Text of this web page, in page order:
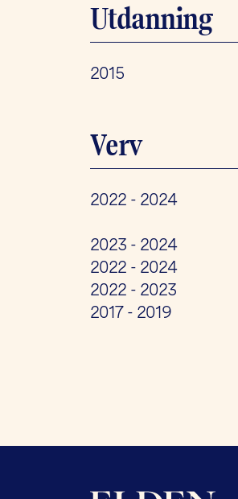
Utdanning
2015
Verv
2022 - 2024
2023 - 2024
2022 - 2024
2022 - 2023
2017 - 2019